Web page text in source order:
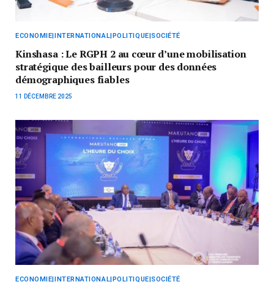
ECONOMIE|INTERNATIONAL|POLITIQUE|SOCIÉTÉ
Kinshasa : Le RGPH 2 au cœur d’une mobilisation
stratégique des bailleurs pour des données
démographiques fiables
11 DÉCEMBRE 2025
ECONOMIE|INTERNATIONAL|POLITIQUE|SOCIÉTÉ